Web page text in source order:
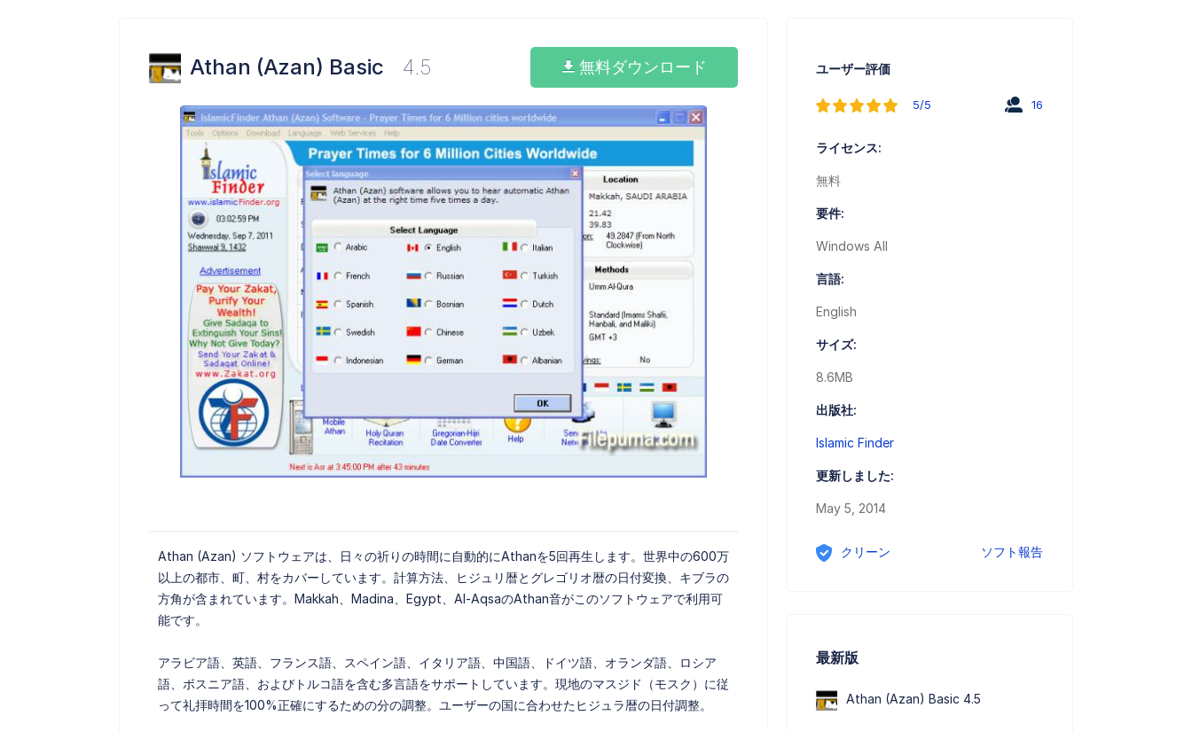
Athan (Azan) Basic 4.5 無料ダウンロード
Athan (Azan) ソフトウェアは、日々の祈りの時間に自動的にAthanを5回再生します。世界中の600万
以上の都市、町、村をカバーしています。計算方法、ヒジュリ暦とグレゴリオ暦の日付変換、キブラの
方角が含まれています。Makkah、Madina、Egypt、Al-AqsaのAthan音がこのソフトウェアで利用可
能です。
アラビア語、英語、フランス語、スペイン語、イタリア語、中国語、ドイツ語、オランダ語、ロシア
語、ボスニア語、およびトルコ語を含む多言語をサポートしています。現地のマスジド（モスク）に従
って礼拝時間を100%正確にするための分の調整。ユーザーの国に合わせたヒジュラ暦の日付調整。
ユーザー評価
5/5 16
ライセンス:
無料
要件:
Windows All
言語:
English
サイズ:
8.6MB
出版社:
Islamic Finder
更新しました:
May 5, 2014
クリーン ソフト報告
最新版
Athan (Azan) Basic 4.5